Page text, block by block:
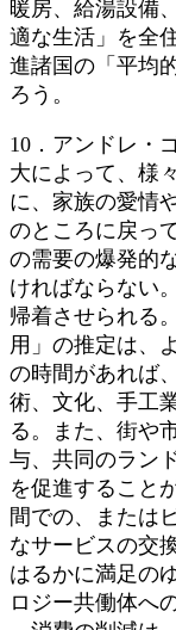
暖房、給湯設備
適な生活」を全
進諸国の「平均
ろう。
10．アンドレ・
大によって、様
に、家族の愛情
のところに戻っ
の需要の爆発的
ければならない
帰着させられる
用」の推定は、
の時間があれば
術、文化、手工
る。また、街や
与、共同のラン
を促進すること
間での、または
なサービスの交
はるかに満足の
ロジー共働体へ